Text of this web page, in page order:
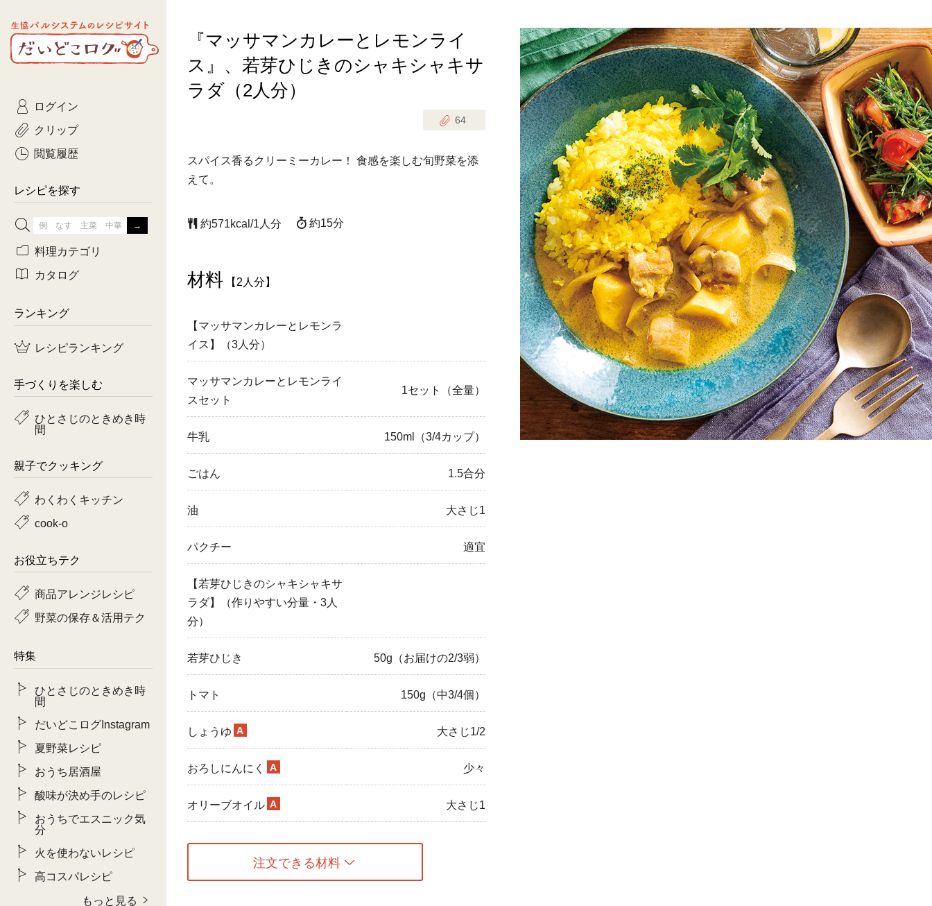
生協パルシステムのレシピ
サイト
だいどこログ
『マッサマンカレーとレモンライ
ス』、若芽ひじきのシャキシャキサ
ラダ（2人分）
64
スパイス香るクリーミーカレー！ 食感を楽しむ旬野菜を添
えて。
約571kcal/1人分 約15分
材料 【2人分】
【マッサマンカレーとレモンラ
イス】（3人分）
マッサマンカレーとレモンライ
スセット
1セット（全量）
牛乳 150ml（3/4カップ）
ごはん 1.5合分
油 大さじ1
パクチー 適宜
【若芽ひじきのシャキシャキサ
ラダ】（作りやすい分量・3人
分）
若芽ひじき 50g（お届けの2/3弱）
トマト 150g（中3/4個）
しょうゆ A 大さじ1/2
おろしにんにく A 少々
オリーブオイル A 大さじ1
注文できる材料
ログイン
クリップ
閲覧履歴
レシピを探す
ひとさじのときめき時間
農家生まれの野菜レシピ
1歳半からの幼児食
有賀薫さんのスープ
鶏肉
魚 アスパラガス
なす
料理カテゴリ
主菜 副菜
サラダ・あえもの 汁物
カタログ
コトコト
ぷれーんぺいじ
ランキング
レシピランキング
手づくりを楽しむ
ひとさじのときめき時
間
親子でクッキング
わくわくキッチン
cook-o
お役立ちテク
商品アレンジレシピ
野菜の保存＆活用テク
特集
ひとさじのときめき時
間
だいどこログInstagram
夏野菜レシピ
おうち居酒屋
酸味が決め手のレシピ
おうちでエスニック気
分
火を使わないレシピ
高コスパレシピ
もっと見る